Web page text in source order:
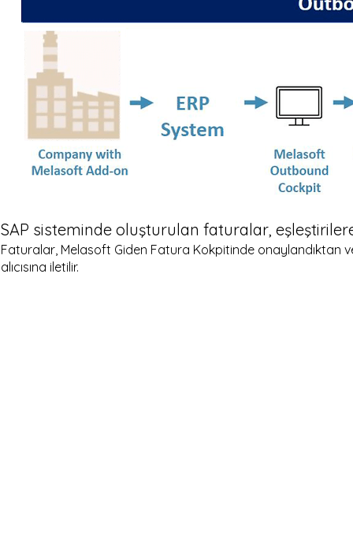
SAP sisteminde oluşturulan faturalar,
Faturalar, Melasoft Giden Fatura Kokpitinde onaylandıktan
alıcısına iletilir.